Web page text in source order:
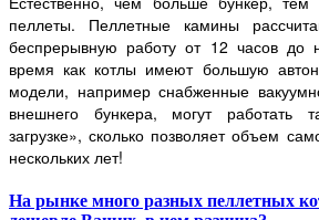
пеллеты. Пеллетные камины
беспрерывную работу от 12 часов до
время как котлы имеют большую
модели, например снабженные
внешнего бункера, могут работать
загрузке», сколько позволяет объем
нескольких лет!
На рынке много разных пеллетных